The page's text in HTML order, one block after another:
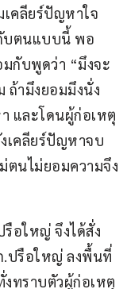
คลียร์ปัญหาใจ
บตนแบบนี้ พอ
กับพูดว่า “มึงจะ
ถ้ามึงยอมมึงนั่ง
และโดนผู้ก่อเหตุ
เคลียร์ปัญหาจบ
ตนไม่ยอมความจึง
อใหญ่ จึงได้สั่ง
.ปรือใหญ่ ลงพื้นที่
ทราบตัวผู้ก่อเหตุ